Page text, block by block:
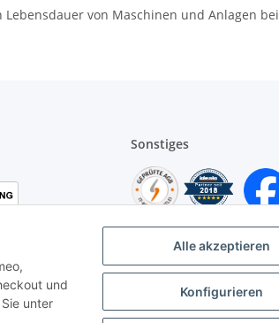
Alle akzeptieren
Konfigurieren
und
unter
von Maschinen und Anlagen
Sonstiges